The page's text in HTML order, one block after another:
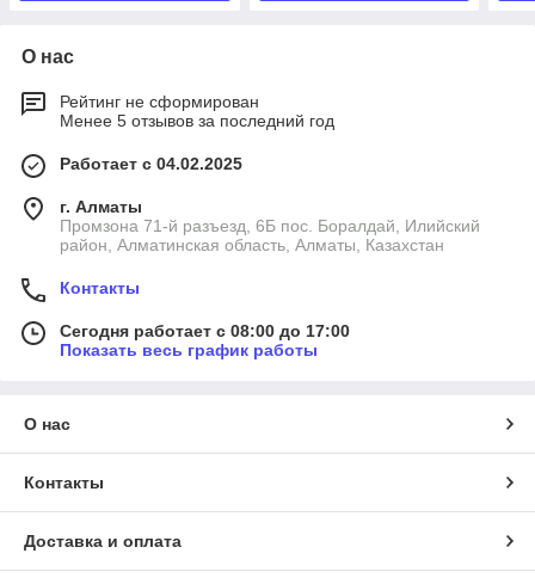
О нас
Рейтинг не сформирован
Менее 5 отзывов за последний год
Работает с 04.02.2025
г. Алматы
Промзона 71-й разъезд, 6Б пос. Боралдай, Илийский
район, Алматинская область, Алматы, Казахстан
Контакты
Сегодня работает с 08:00 до 17:00
Показать весь график работы
О нас
Контакты
Доставка и оплата